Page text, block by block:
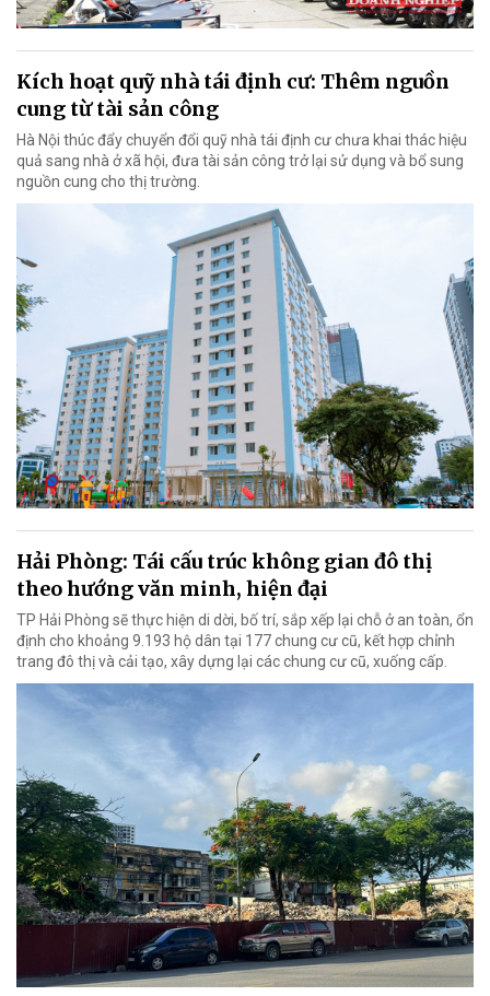
Kích hoạt quỹ nhà tái định cư: Thêm nguồn
cung từ tài sản công
Hà Nội thúc đẩy chuyển đổi quỹ nhà tái định cư chưa khai thác hiệu
quả sang nhà ở xã hội, đưa tài sản công trở lại sử dụng và bổ sung
nguồn cung cho thị trường.
Hải Phòng: Tái cấu trúc không gian đô thị
theo hướng văn minh, hiện đại
TP Hải Phòng sẽ thực hiện di dời, bố trí, sắp xếp lại chỗ ở an toàn, ổn
định cho khoảng 9.193 hộ dân tại 177 chung cư cũ, kết hợp chỉnh
trang đô thị và cải tạo, xây dựng lại các chung cư cũ, xuống cấp.